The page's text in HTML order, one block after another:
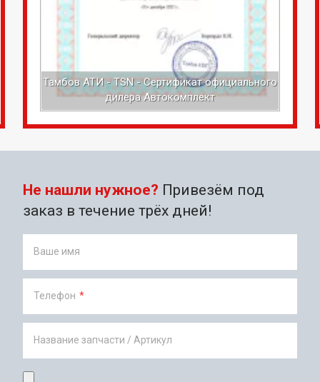
Тамбов АТИ - TSN - Сертификат официального
дилера Автокомплект
Не нашли нужное? Привезём под
заказ в течение трёх дней!
Ваше имя
Телефон *
Название запчасти / Артикул